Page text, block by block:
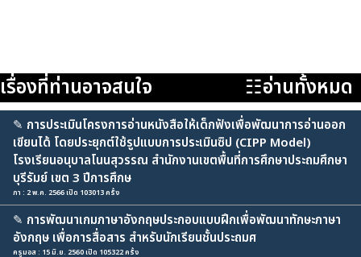
เรื่องที่ท่านอาจสนใจ ☷อ่านทั้งหมด
✎ การประเมินโครงการอ่านหนังสือให้เด็กฟังเพื่อพัฒนาการอ่านออก
เขียนได้ โดยประยุกต์ใช้รูปแบบการประเมินซิป (CIPP Model)
โรงเรียนอนุบาลโนนสุวรรณ สำนักงานเขตพื้นที่การศึกษาประถมศึกษา
บุรีรัมย์ เขต 3 ปีการศึกษ
ภา : 2 พ.ค. 2566 เปิด 103013 ครั้ง
✎ การพัฒนาเกมภาษาอังกฤษประกอบแบบฝึกเพื่อพัฒนาทักษะภาษา
อังกฤษ เพื่อการสื่อสาร สำหรับนักเรียนชั้นประถมศ
ครูมอส : 15 มิ.ย. 2560 เปิด 105322 ครั้ง